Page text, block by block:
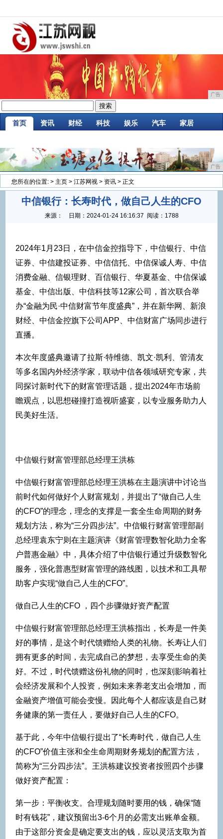
广告
首页 资讯 财经 科技 娱乐 汽车 家居
广告
您所在的位置: > 主页 > 江苏网视 > 资讯 > 正文
中信银行：长寿时代，做自己人生的CFO
来源： 日期： 2024-01-24 16:16:37 阅读：1788
2024年1月23日，在中信金控指导下，中信银行、中信
证券、中信建投证券、中信信托、中信保诚人寿、中信
消费金融、信银理财、百信银行、华夏基金、中信保诚
基金、中信出版、中信科技等12家公司，首次联合举
办“金融为民·中信财富节年度盛典”，并在新华网、新浪
财经、中信金控旗下公司APP、中信财富广场同步进行
直播。
本次年度盛典邀请了拉斯·特维德、凯文·凯利、管清友
等多名国内外经济学家，联动中信各领域研究专家，共
同探讨新时代下的财富管理话题，提出2024年市场前
瞻观点，以思想碰撞打造视听盛宴，以专业服务助力人
民美好生活。
中信银行财富管理部总经理王洪栋
中信银行财富管理部总经理王洪栋在主题演讲中讨论当
前时代如何做好个人财富规划，并提出了“做自己人生
的CFO”的理念，理念的支撑是一套全生命周期的财务
规划方法，称为“三分四步法”。中信银行财富管理部副
总经理袁东宁则在主题演讲《财富管理数智化助力全客
户普惠金融》中，具体介绍了中信银行通过升级数智化
服务，强化普惠型财富管理的路线图，以技术和工具帮
助客户实现“做自己人生的CFO”。
做自己人生的CFO ，四个步骤做好资产配置
中信银行财富管理部总经理王洪栋指出，长寿是一件美
好的事情，是这个时代馈赠给人类的礼物。长寿让人们
拥有更多的时间，去完成自己的梦想，去享受生命的美
好。不过，时代馈赠这份礼物的同时，也深刻影响着社
会经济发展和个人投资，例如未来养老支出会增加，而
金融资产增值可能会变慢。因此每个人都应该是自己财
务健康的第一责任人，要做好自己人生的CFO。
基于此，今年中信银行提出了“长寿时代，做自己人生
的CFO”价值主张和全生命周期财务规划的配置方法，
简称为“三分四步法”。王洪栋建议投资者按照四个步骤
做好资产配置：
第一步：平衡收支。合理规划随时要用的钱，确保“随
时有钱花”，建议预留出3-6个月的必需支出账单金额。
由于这部分资金是确定要支出的钱，应以灵活支取为首